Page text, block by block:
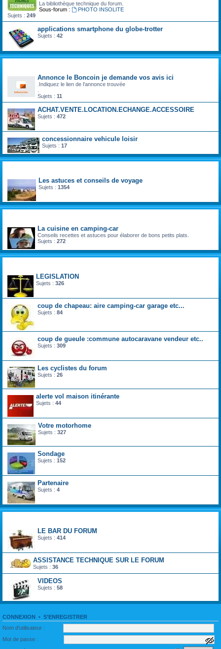
La bibliothèque technique du forum.
Sous-forum :
PHOTO INSOLITE
Sujets : 249
applications smartphone du globe-trotter
Sujets : 42
Annonce le Boncoin je demande vos avis ici
.Indiquez le lien de l'annonce trouvée
Sujets : 11
ACHAT.VENTE.LOCATION.ECHANGE.ACCESSOIRE
Sujets : 472
concessionnaire vehicule loisir
Sujets : 17
Les astuces et conseils de voyage
Sujets : 1354
La cuisine en camping-car
Conseils recettes et astuces pour élaborer de bons petits plats.
Sujets : 272
LEGISLATION
Sujets : 326
coup de chapeau: aire camping-car garage etc...
Sujets : 84
coup de gueule :commune autocaravane vendeur etc..
Sujets : 309
Les cyclistes du forum
Sujets : 26
alerte vol maison itinérante
Sujets : 44
Votre motorhome
Sujets : 327
Sondage
Sujets : 152
Partenaire
Sujets : 4
LE BAR DU FORUM
Sujets : 414
ASSISTANCE TECHNIQUE SUR LE FORUM
Sujets : 36
VIDEOS
Sujets : 58
CONNEXION • S’ENREGISTRER
Nom d’utilisateur :
Mot de passe :
a